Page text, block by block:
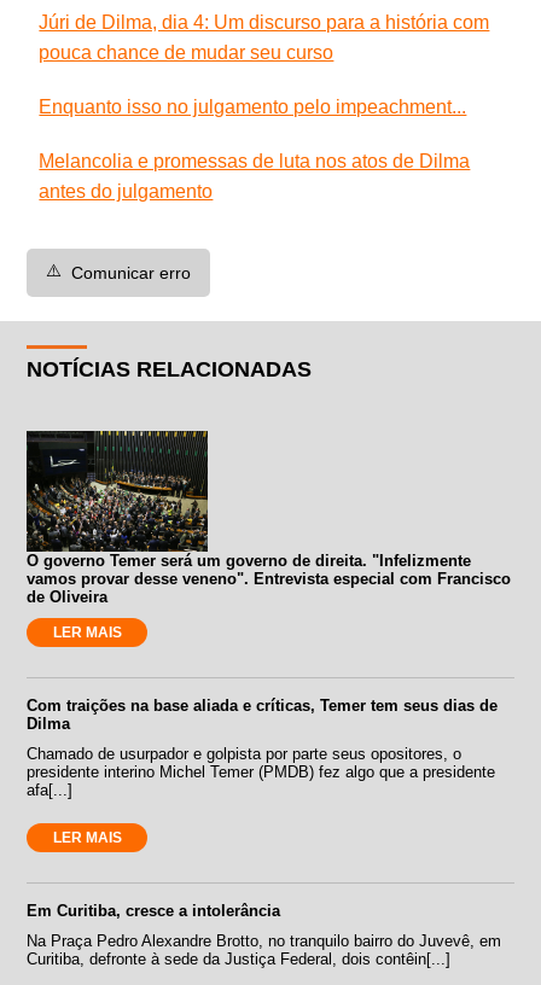
Júri de Dilma, dia 4: Um discurso para a história com
pouca chance de mudar seu curso
Enquanto isso no julgamento pelo impeachment...
Melancolia e promessas de luta nos atos de Dilma
antes do julgamento
⚠️ Comunicar erro
NOTÍCIAS RELACIONADAS
O governo Temer será um governo de direita. "Infelizmente
vamos provar desse veneno". Entrevista especial com Francisco
de Oliveira
LER MAIS
Com traições na base aliada e críticas, Temer tem seus dias de
Dilma
Chamado de usurpador e golpista por parte seus opositores, o
presidente interino Michel Temer (PMDB) fez algo que a presidente
afa[...]
LER MAIS
Em Curitiba, cresce a intolerância
Na Praça Pedro Alexandre Brotto, no tranquilo bairro do Juvevê, em
Curitiba, defronte à sede da Justiça Federal, dois contêin[...]